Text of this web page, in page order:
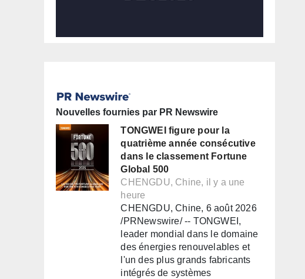
Nouvelles fournies par PR Newswire
TONGWEI figure pour la
quatrième année consécutive
dans le classement Fortune
Global 500
CHENGDU, Chine, il y a une
heure
CHENGDU, Chine, 6 août 2026
/PRNewswire/ -- TONGWEI,
leader mondial dans le domaine
des énergies renouvelables et
l'un des plus grands fabricants
intégrés de systèmes